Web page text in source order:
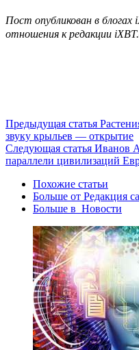
Пост опубликован в
отношения к редакции
Предыдущая статья
звуку крыльев — открытие
Следующая статья Иванов
параллели цивилизаций
Похожие статьи
Больше от Редакция
Больше в Новости